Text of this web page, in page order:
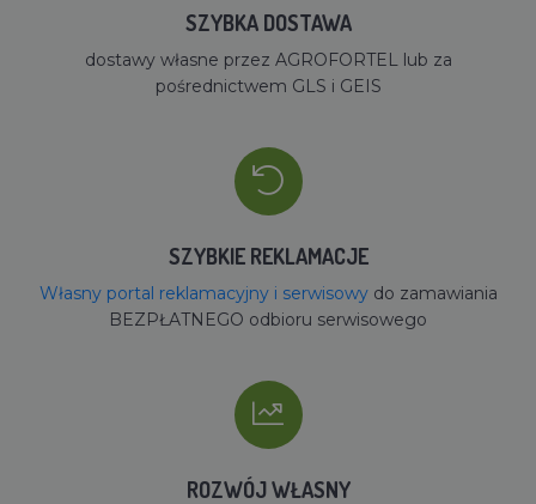
SZYBKA DOSTAWA
dostawy własne przez AGROFORTEL lub za
pośrednictwem GLS i GEIS
SZYBKIE REKLAMACJE
Własny portal reklamacyjny i serwisowydo zamawiania
BEZPŁATNEGO odbioru serwisowego
ROZWÓJ WŁASNY